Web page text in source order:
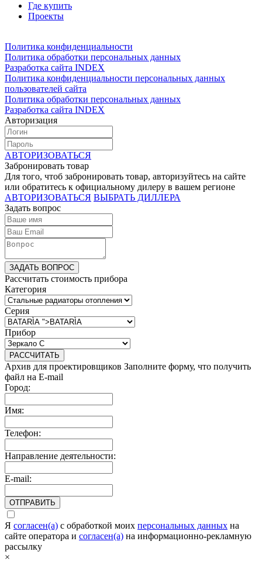
Где купить
Проекты
Политика конфиденциальности
Политика обработки персональных данных
Разработка сайта INDEX
Политика конфиденциальности персональных данных
пользователей сайта
Политика обработки персональных данных
Разработка сайта INDEX
Авторизация
АВТОРИЗОВАТЬСЯ
Забронировать товар
Для того, чтоб забронировать товар, авторизуйтесь на сайте
или обратитесь к официальному дилеру в вашем регионе
АВТОРИЗОВАТЬСЯ ВЫБРАТЬ ДИЛЛЕРА
Задать вопрос
ЗАДАТЬ ВОПРОС
Рассчитать стоимость прибора
Категория
Серия
Прибор
РАССЧИТАТЬ
Архив для проектировщиков Заполните форму, что получить
файл на E-mail
Город:
Имя:
Телефон:
Направление деятельности:
E-mail:
ОТПРАВИТЬ
Я согласен(а) c обработкой моих персональных данных на
сайте оператора и согласен(а) на информационно-рекламную
рассылку
×